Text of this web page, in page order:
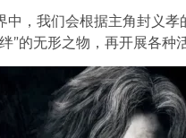
，我们会根据主角封义孝
”的无形之物，再开展各种活